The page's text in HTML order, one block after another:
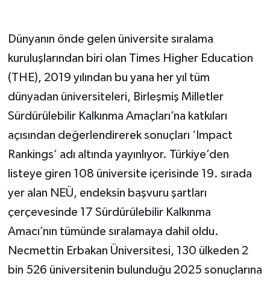
Dünyanın önde gelen üniversite sıralama
kuruluşlarından biri olan Times Higher Education
(THE), 2019 yılından bu yana her yıl tüm
dünyadan üniversiteleri, Birleşmiş Milletler
Sürdürülebilir Kalkınma Amaçları’na katkıları
açısından değerlendirerek sonuçları ‘Impact
Rankings’ adı altında yayınlıyor. Türkiye’den
listeye giren 108 üniversite içerisinde 19. sırada
yer alan NEÜ, endeksin başvuru şartları
çerçevesinde 17 Sürdürülebilir Kalkınma
Amacı’nın tümünde sıralamaya dahil oldu.
Necmettin Erbakan Üniversitesi, 130 ülkeden 2
bin 526 üniversitenin bulunduğu 2025 sonuçlarına